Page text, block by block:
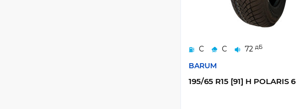
C C 72 дБ
BARUM
195/65 R15 [91] H POLARIS 6